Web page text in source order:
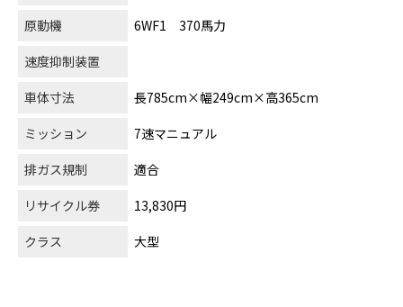
原動機
6WF1 370馬力
速度抑制装置
車体寸法
長785cm×幅249cm×高365cm
ミッション
7速マニュアル
排ガス規制
適合
リサイクル券
13,830円
クラス
大型